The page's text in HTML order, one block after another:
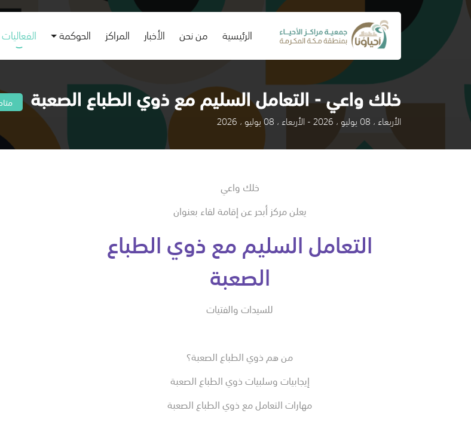
الرئيسية
(current) من نحن الأخبار المراكز الحوكمة الفعاليات
خلك واعي - التعامل السليم مع ذوي الطباع الصعبة
الأربعاء ، 08 يوليو ، 2026 - الأربعاء ، 08 يوليو ، 2026
خلك واعي
يعلن مركز أبحر عن إقامة لقاء بعنوان
التعامل السليم مع ذوي الطباع
الصعبة
للسيدات والفتيات
من هم ذوي الطباع الصعبة؟
إيجابيات وسلبيات ذوي الطباع الصعبة
مهارات التعامل مع ذوي الطباع الصعبة